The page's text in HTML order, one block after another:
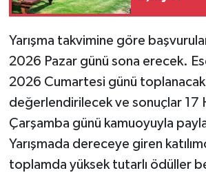
Yarışma takvimine göre
2026 Pazar günü sona erecek.
2026 Cumartesi günü toplanacak
değerlendirilecek ve sonuçlar 17
Çarşamba günü kamuoyuyla
Yarışmada dereceye giren
toplamda yüksek tutarlı ödüller